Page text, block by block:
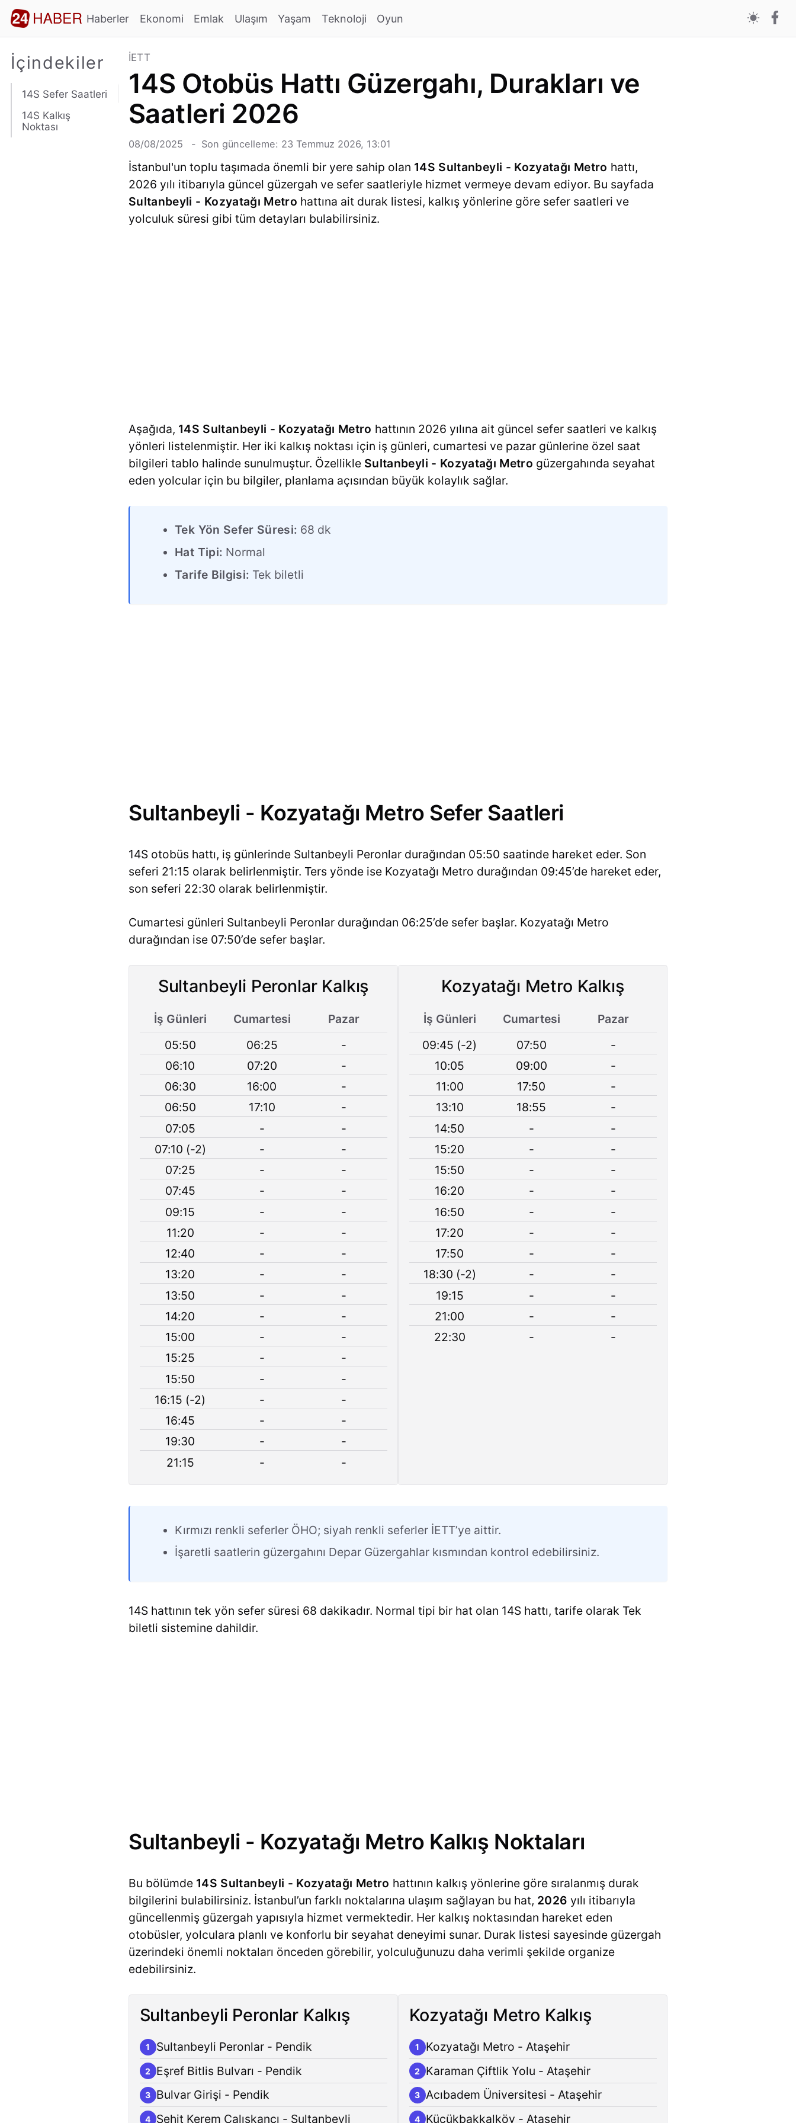
Haberler Ekonomi Emlak Ulaşım Yaşam Teknoloji Oyun
İçindekiler
14S Sefer Saatleri
14S Kalkış
Noktası
İETT
14S Otobüs Hattı Güzergahı, Durakları ve
Saatleri 2026
08/08/2025 Son güncelleme: 23 Temmuz 2026, 13:01
İstanbul'un toplu taşımada önemli bir yere sahip olan 14S Sultanbeyli - Kozyatağı Metro hattı,
2026 yılı itibarıyla güncel güzergah ve sefer saatleriyle hizmet vermeye devam ediyor. Bu sayfada
Sultanbeyli - Kozyatağı Metro hattına ait durak listesi, kalkış yönlerine göre sefer saatleri ve
yolculuk süresi gibi tüm detayları bulabilirsiniz.
Aşağıda, 14S Sultanbeyli - Kozyatağı Metro hattının 2026 yılına ait güncel sefer saatleri ve kalkış
yönleri listelenmiştir. Her iki kalkış noktası için iş günleri, cumartesi ve pazar günlerine özel saat
bilgileri tablo halinde sunulmuştur. Özellikle Sultanbeyli - Kozyatağı Metro güzergahında seyahat
eden yolcular için bu bilgiler, planlama açısından büyük kolaylık sağlar.
Tek Yön Sefer Süresi: 68 dk
Hat Tipi: Normal
Tarife Bilgisi: Tek biletli
Sultanbeyli - Kozyatağı Metro Sefer Saatleri
14S otobüs hattı, iş günlerinde Sultanbeyli Peronlar durağından 05:50 saatinde hareket eder. Son
seferi 21:15 olarak belirlenmiştir. Ters yönde ise Kozyatağı Metro durağından 09:45’de hareket eder,
son seferi 22:30 olarak belirlenmiştir.
Cumartesi günleri Sultanbeyli Peronlar durağından 06:25’de sefer başlar. Kozyatağı Metro
durağından ise 07:50’de sefer başlar.
Sultanbeyli Peronlar Kalkış
İş Günleri Cumartesi
Pazar
05:50
06:25
-
06:10
07:20
-
06:30
16:00
-
06:50
17:10
-
07:05
-
-
07:10 (-2)
-
-
07:25
-
-
07:45
-
-
09:15
-
-
11:20
-
-
12:40
-
-
13:20
-
-
13:50
-
-
14:20
-
-
15:00
-
-
15:25
-
-
15:50
-
-
16:15 (-2)
-
-
16:45
-
-
19:30
-
-
21:15
- -
Kozyatağı Metro Kalkış
İş Günleri Cumartesi
Pazar
09:45 (-2)
07:50
-
10:05
09:00
-
11:00
17:50
-
13:10
18:55
-
14:50
-
-
15:20
-
-
15:50
-
-
16:20
-
-
16:50
-
-
17:20
-
-
17:50
-
-
18:30 (-2)
-
-
19:15
-
-
21:00
-
-
22:30
- -
Kırmızı renkli seferler ÖHO; siyah renkli seferler İETT’ye aittir.
İşaretli saatlerin güzergahını Depar Güzergahlar kısmından kontrol edebilirsiniz.
14S hattının tek yön sefer süresi 68 dakikadır. Normal tipi bir hat olan 14S hattı, tarife olarak Tek
biletli sistemine dahildir.
Sultanbeyli - Kozyatağı Metro Kalkış Noktaları
Bu bölümde 14S Sultanbeyli - Kozyatağı Metro hattının kalkış yönlerine göre sıralanmış durak
bilgilerini bulabilirsiniz. İstanbul’un farklı noktalarına ulaşım sağlayan bu hat, 2026 yılı itibarıyla
güncellenmiş güzergah yapısıyla hizmet vermektedir. Her kalkış noktasından hareket eden
otobüsler, yolculara planlı ve konforlu bir seyahat deneyimi sunar. Durak listesi sayesinde güzergah
üzerindeki önemli noktaları önceden görebilir, yolculuğunuzu daha verimli şekilde organize
edebilirsiniz.
Sultanbeyli Peronlar Kalkış
1 Sultanbeyli Peronlar - Pendik
2 Eşref Bitlis Bulvarı - Pendik
3 Bulvar Girişi - Pendik
4 Şehit Kerem Çalışkancı - Sultanbeyli
Kozyatağı Metro Kalkış
1 Kozyatağı Metro - Ataşehir
2 Karaman Çiftlik Yolu - Ataşehir
3 Acıbadem Üniversitesi - Ataşehir
4 Küçükbakkalköy - Ataşehir